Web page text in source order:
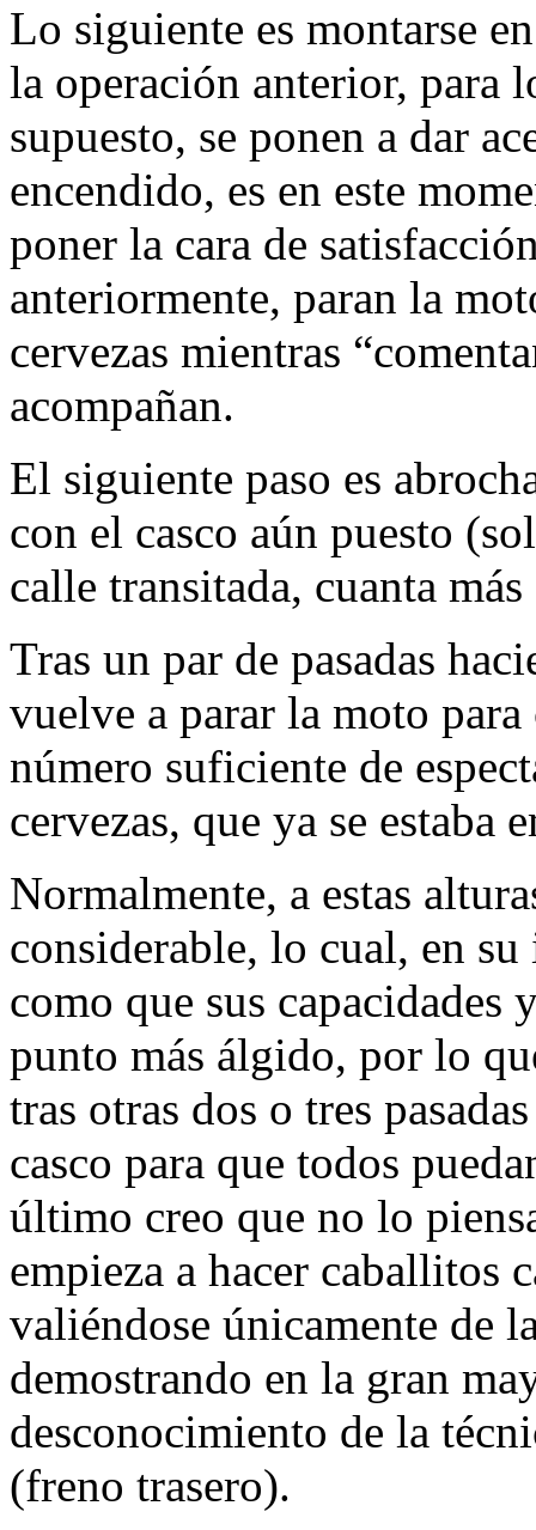
Lo siguiente es montarse
la operación anterior, para
supuesto, se ponen a dar
encendido, es en este
poner la cara de
anteriormente, paran la
cervezas mientras
acompañan.
El siguiente paso es
con el casco aún puesto
calle transitada, cuanta
Tras un par de pasadas
vuelve a parar la moto
número suficiente de
cervezas, que ya se estaba
Normalmente, a estas
considerable, lo cual, en
como que sus capacidades
punto más álgido, por lo
tras otras dos o tres
casco para que todos
último creo que no lo
empieza a hacer caballitos
valiéndose únicamente de
demostrando en la gran
desconocimiento de la
(freno trasero).